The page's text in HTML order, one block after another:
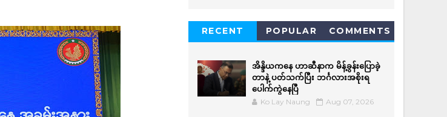
RECENT POPULAR COMMENTS
အိန္ဒိယကနေ ဟာဆီနာက မိန့်ခွန်းပြောခဲ့
တာနဲ့ ပတ်သက်ပြီး ဘင်္ဂလားအစိုးရ
ပေါက်ကွဲနေပြီ
Ko Lay Naung Aug 07, 2026